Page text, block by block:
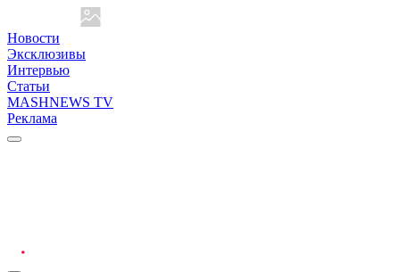
Новости
Эксклюзивы
Интервью
Статьи
MASHNEWS TV
Реклама